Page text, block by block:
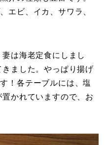
エビ、イカ、サワラ、
は海老定食にしまし
ました。やっぱり揚げ
！各テーブルには、塩
かれていますので、お